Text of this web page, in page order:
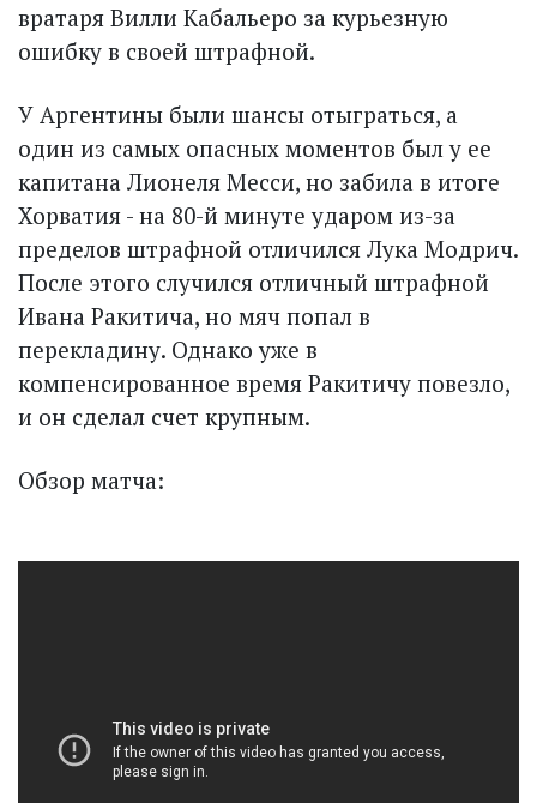
вратаря Вилли Кабальеро за курьезную
ошибку в своей штрафной.
У Аргентины были шансы отыграться, а
один из самых опасных моментов был у ее
капитана Лионеля Месси, но забила в итоге
Хорватия - на 80-й минуте ударом из-за
пределов штрафной отличился Лука Модрич.
После этого случился отличный штрафной
Ивана Ракитича, но мяч попал в
перекладину. Однако уже в
компенсированное время Ракитичу повезло,
и он сделал счет крупным.
Обзор матча: